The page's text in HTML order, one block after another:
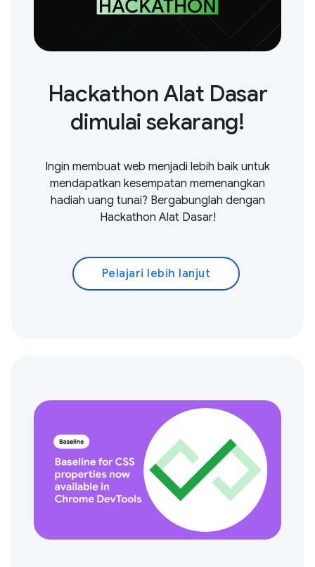
Hackathon Alat Dasar
dimulai sekarang!
Ingin membuat web menjadi lebih baik untuk
mendapatkan kesempatan memenangkan
hadiah uang tunai? Bergabunglah dengan
Hackathon Alat Dasar!
Pelajari lebih lanjut